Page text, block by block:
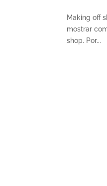
Making off
mostrar
shop. Por...